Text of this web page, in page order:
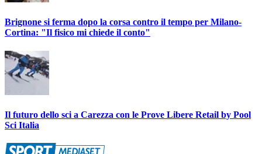
Brignone si ferma dopo la corsa contro il tempo per Milano-
Cortina: "Il fisico mi chiede il conto"
Il futuro dello sci a Carezza con le Prove Libere Retail by Pool
Sci Italia